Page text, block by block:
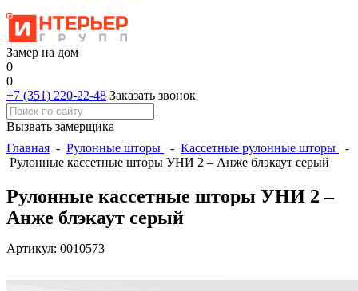
Замер на дом
0
0
+7 (351) 220-22-48 Заказать звонок
Вызвать замерщика
Главная - Рулонные шторы - Кассетные рулонные шторы
-
Рулонные кассетные шторы УНИ 2 – Анже блэкаут серый
Рулонные кассетные шторы УНИ 2 –
Анже блэкаут серый
Артикул: 0010573